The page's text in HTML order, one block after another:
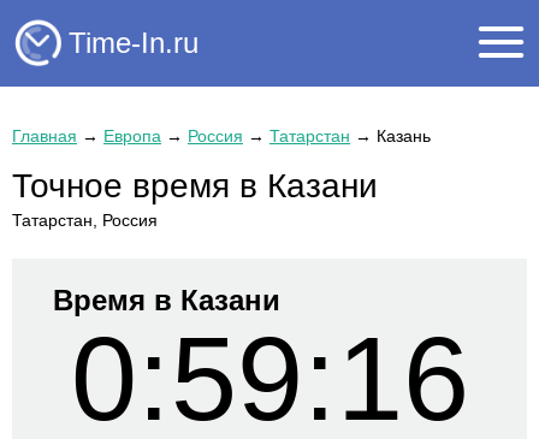
Time-In.ru
Главная → Европа → Россия → Татарстан → Казань
Точное время в Казани
Татарстан, Россия
Время в Казани
0:59:16